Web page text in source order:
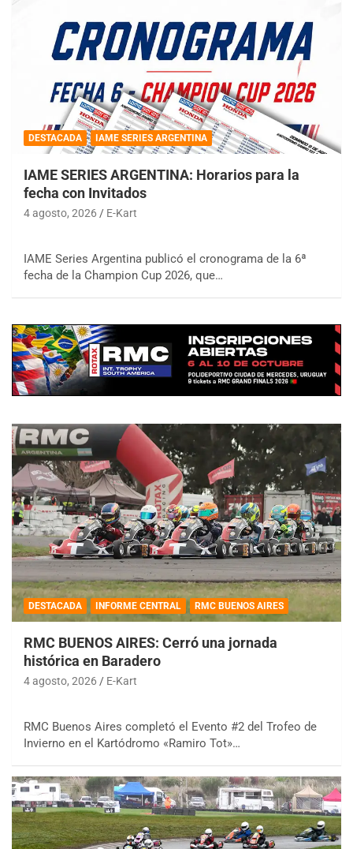
DESTACADA IAME SERIES ARGENTINA
IAME SERIES ARGENTINA: Horarios para la
fecha con Invitados
4 agosto, 2026 E-Kart
IAME Series Argentina publicó el cronograma de la 6ª
fecha de la Champion Cup 2026, que…
DESTACADA INFORME CENTRAL RMC BUENOS AIRES
RMC BUENOS AIRES: Cerró una jornada
histórica en Baradero
4 agosto, 2026 E-Kart
RMC Buenos Aires completó el Evento #2 del Trofeo de
Invierno en el Kartódromo «Ramiro Tot»…